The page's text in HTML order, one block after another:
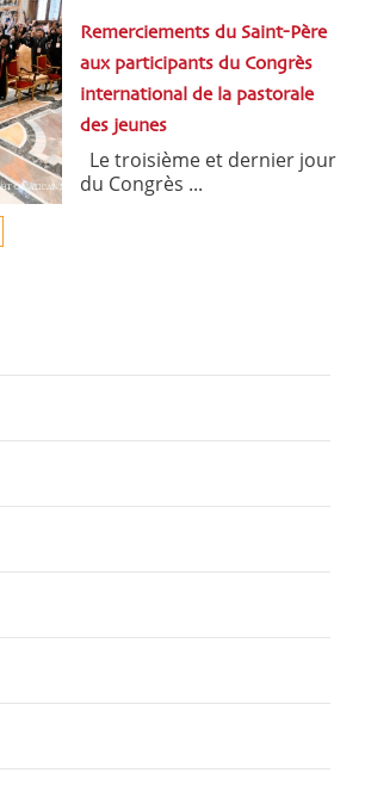
Remerciements du Saint-Père
aux participants du Congrès
international de la pastorale
des jeunes
Le troisième et dernier jour
du Congrès ...